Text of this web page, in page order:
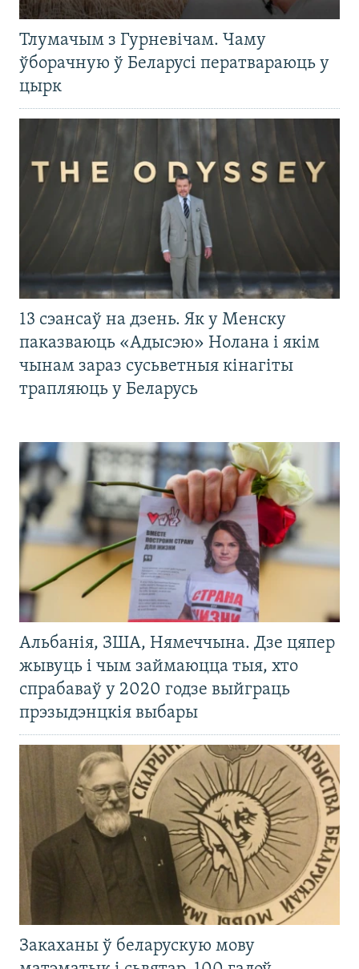
Тлумачым з Гурневічам. Чаму
ўборачную ў Беларусі ператвараюць у
цырк
13 сэансаў на дзень. Як у Менску
паказваюць «Адысэю» Нолана і якім
чынам зараз сусьветныя кінагіты
трапляюць у Беларусь
Альбанія, ЗША, Нямеччына. Дзе цяпер
жывуць і чым займаюцца тыя, хто
спрабаваў у 2020 годзе выйграць
прэзыдэнцкія выбары
Закаханы ў беларускую мову